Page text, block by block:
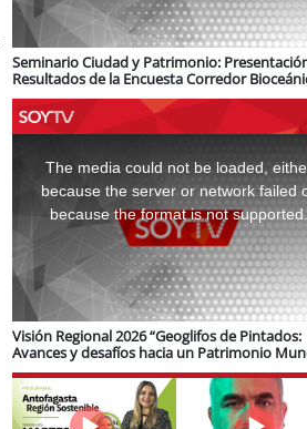
Seminario Ciudad y Patrimonio:
Resultados de la Encuesta Corredor
logística e infraestructura ferroviaria
window.
The media could not be loaded,
because the server or network failed
because the format is not supported.
Visión Regional 2026 “Geoglifos de Pintados:
Avances y desafíos hacia un Patrimonio
de Unesco”